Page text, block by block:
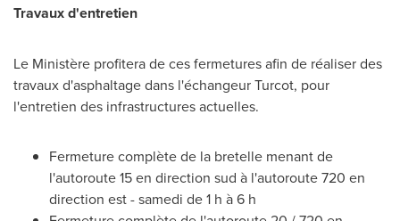
Travaux d'entretien
Le Ministère profitera de ces fermetures afin de réaliser des
travaux d'asphaltage dans l'échangeur Turcot, pour
l'entretien des infrastructures actuelles.
Fermeture complète de la bretelle menant de
l'autoroute 15 en direction sud à l'autoroute 720 en
direction est - samedi de 1 h à 6 h